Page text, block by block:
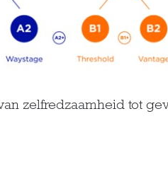
zelfredzaamheid tot